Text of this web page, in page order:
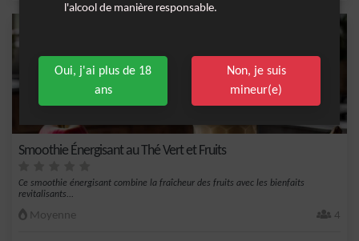
Smoothie Énergisant au Thé Vert et Fruits
Ce smoothie énergisant combine la fraîcheur des fruits avec les bienfaits
revitalisants...
Moyenne 4
l'alcool de manière responsable.
Oui, j'ai plus de 18
ans
Non, je suis
mineur(e)